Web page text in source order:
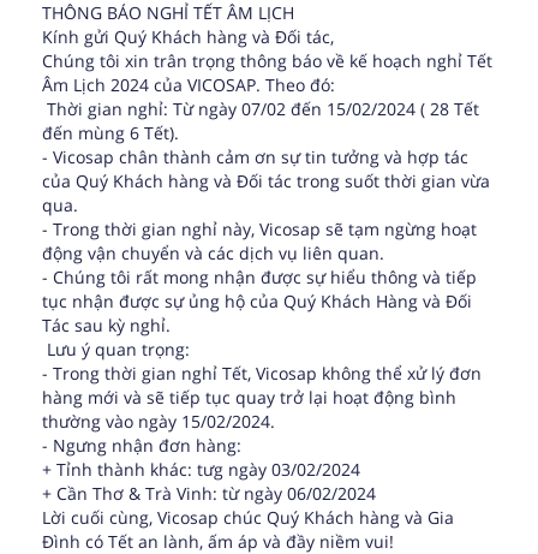
THÔNG BÁO NGHỈ TẾT ÂM LỊCH
Kính gửi Quý Khách hàng và Đối tác,
Chúng tôi xin trân trọng thông báo về kế hoạch nghỉ Tết
Âm Lịch 2024 của VICOSAP. Theo đó:
Thời gian nghỉ: Từ ngày 07/02 đến 15/02/2024 ( 28 Tết
đến mùng 6 Tết).
- Vicosap chân thành cảm ơn sự tin tưởng và hợp tác
của Quý Khách hàng và Đối tác trong suốt thời gian vừa
qua.
- Trong thời gian nghỉ này, Vicosap sẽ tạm ngừng hoạt
động vận chuyển và các dịch vụ liên quan.
- Chúng tôi rất mong nhận được sự hiểu thông và tiếp
tục nhận được sự ủng hộ của Quý Khách Hàng và Đối
Tác sau kỳ nghỉ.
Lưu ý quan trọng:
- Trong thời gian nghỉ Tết, Vicosap không thể xử lý đơn
hàng mới và sẽ tiếp tục quay trở lại hoạt động bình
thường vào ngày 15/02/2024.
- Ngưng nhận đơn hàng:
+ Tỉnh thành khác: tưg ngày 03/02/2024
+ Cần Thơ & Trà Vinh: từ ngày 06/02/2024
Lời cuối cùng, Vicosap chúc Quý Khách hàng và Gia
Đình có Tết an lành, ấm áp và đầy niềm vui!